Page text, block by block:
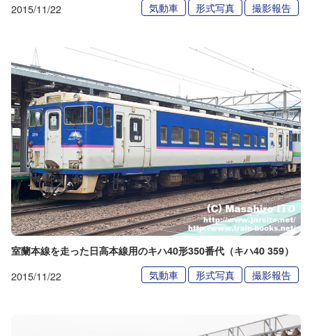
2015/11/22 気動車 形式写真 撮影報告
室蘭本線を走った日高本線用のキハ40形350番代（キハ40 359）
2015/11/22 気動車 形式写真 撮影報告